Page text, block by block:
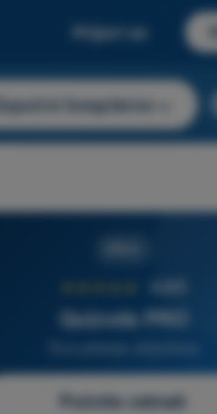
Prijavi se
Započni besplatno
4,6/5
Quizvds PRO
Počnite odmah